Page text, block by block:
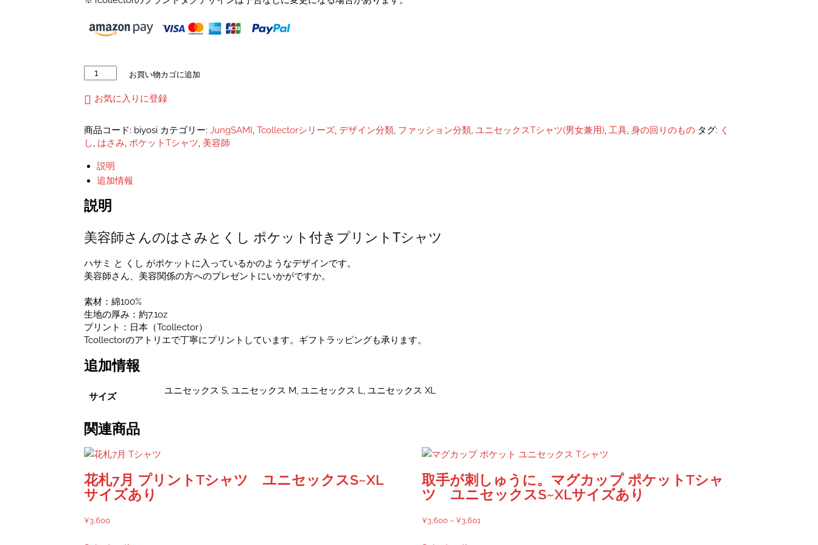
容
師
の
は
と
く
し
ケ
ト
付
プ
リ
ン
ト
T
ャ
ツ
お買い物カゴに追加
お気に入りに登録
商品コード: biyosi カテゴリー: JungSAMI, Tcollectorシリーズ, デザイン分類, ファッション分類, ユニセックスTシャツ(男女兼用), 工具, 身の回りのもの タグ: く
し, はさみ, ポケットTシャツ, 美容師
説明
追加情報
説明
美容師さんのはさみとくし ポケット付きプリントTシャツ
ハサミ と くし がポケットに入っているかのようなデザインです。
美容師さん、美容関係の方へのプレゼントにいかがですか。
素材：綿100%
生地の厚み：約7.1oz
プリント：日本（Tcollector）
Tcollectorのアトリエで丁寧にプリントしています。ギフトラッピングも承ります。
追加情報
サイズ
ユニセックス S, ユニセックス M, ユニセックス L, ユニセックス XL
関連商品
花札7月 プリントTシャツ ユニセックスS~XL
サイズあり
¥3,600
取手が刺しゅうに。マグカップ ポケットTシャ
ツ ユニセックスS~XLサイズあり
¥3,600 –¥3,601